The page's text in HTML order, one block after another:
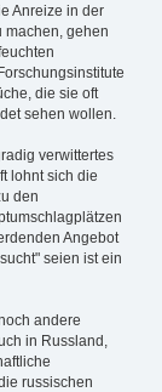
Anreize in der
machen, gehen
die sie oft
sehen wollen.
verwittertes
lohnt sich die
den
Angebot
seien ist ein
andere
in Russland,
russischen